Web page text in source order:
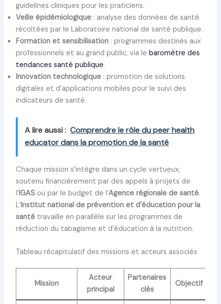
guidelines cliniques pour les praticiens.
Veille épidémiologique: analyse des données de santé
récoltées par le Laboratoire national de santé publique.
Formation et sensibilisation: programmes destinés aux
professionnels et au grand public, via le baromètre des
tendances santé publique.
Innovation technologique: promotion de solutions
digitales et d’applications mobiles pour le suivi des
indicateurs de santé.
A lire aussi : Comprendre le rôle du peer health
educator dans la promotion de la santé
Chaque mission s’intègre dans un cycle vertueux,
soutenu financièrement par des appels à projets de
l’IGASou par le budget de l’Agence régionale de santé.
L’Institut national de prévention et d’éducation pour la
santétravaille en parallèle sur les programmes de
réduction du tabagisme et d’éducation à la nutrition.
Tableau récapitulatif des missions et acteurs associés
Mission
Acteur
principal
Partenaires
clés
Objectif